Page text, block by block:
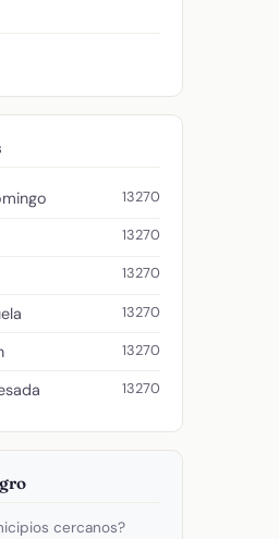
13270
13270
13270
13270
13270
13270
cercanos?